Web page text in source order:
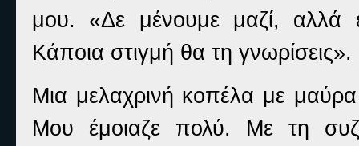
μου. «Δε μένουμε μαζί, αλλά
Κάποια στιγμή θα τη γνωρίσεις».
Μια μελαχρινή κοπέλα με
Μου έμοιαζε πολύ. Με τη